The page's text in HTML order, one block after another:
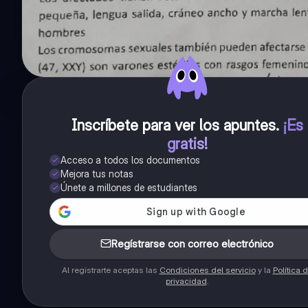
Inscríbete para ver los apuntes. ¡Es
gratis!
Acceso a todos los documentos
Mejora tus notas
Únete a millones de estudiantes
Regístrarse con correo electrónico
Al registrarte aceptas las Condiciones del servicioy la Política
privacidad